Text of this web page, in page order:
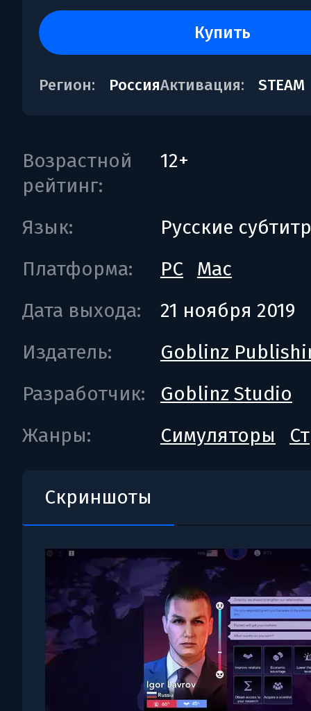
купить
Регион: РоссияАктивация: STEAM
Возрастной
рейтинг:
12+
Язык:
Русские
Платформа:
PC
Mac
Дата выхода:
21 ноября 2019
Издатель:
Goblinz
Разработчик:
Goblinz Studio
Жанры:
Симуляторы
Скриншоты